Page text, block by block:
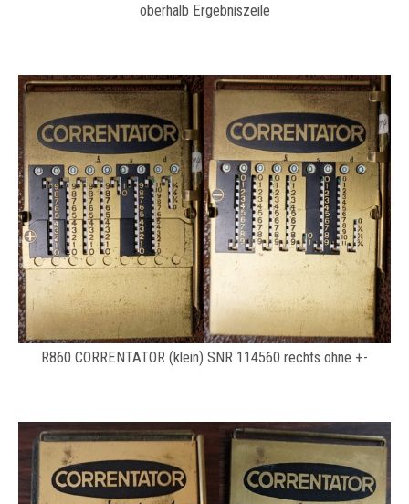
oberhalb Ergebniszeile
R860 CORRENTATOR (klein) SNR 114560 rechts ohne +-